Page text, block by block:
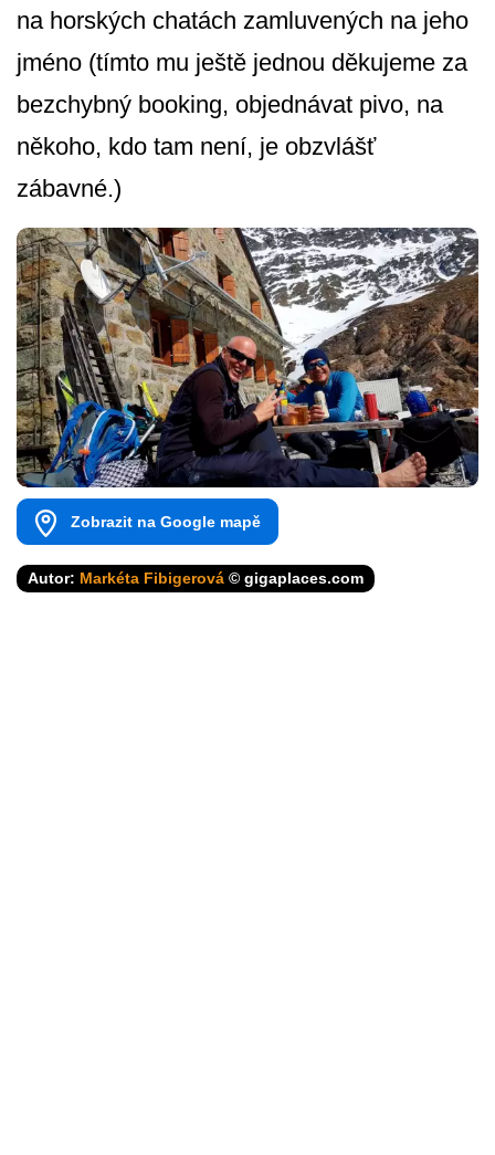
na horských chatách zamluvených na jeho
jméno (tímto mu ještě jednou děkujeme za
bezchybný booking, objednávat pivo, na
někoho, kdo tam není, je obzvlášť
zábavné.)
Zobrazit na Google mapě
Autor: Markéta Fibigerová © gigaplaces.com